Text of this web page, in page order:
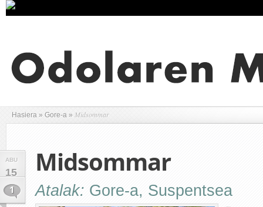
Hasiera » Gore-a » Midsommar
ABU
15
1
Midsommar
Atalak: Gore-a, Suspentsea